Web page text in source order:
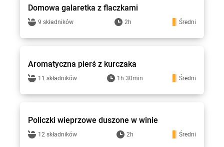
Domowa galaretka z flaczkami
9 składników 2h Średni
Stokrotka - przepisy
Aromatyczna pierś z kurczaka
11 składników 1h 30min Średni
Stokrotka - przepisy
Policzki wieprzowe duszone w winie
12 składników 2h Średni